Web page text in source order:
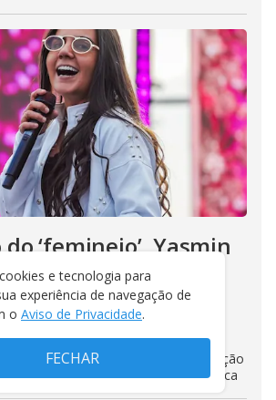
do ‘feminejo’, Yasmin
importância do
e cita feat dos
cantora também repercutiu a relação
e relembrou sua trajetória na música
e tecnologia para
experiência de navegação de
o Aviso de Privacidade.
FECHAR